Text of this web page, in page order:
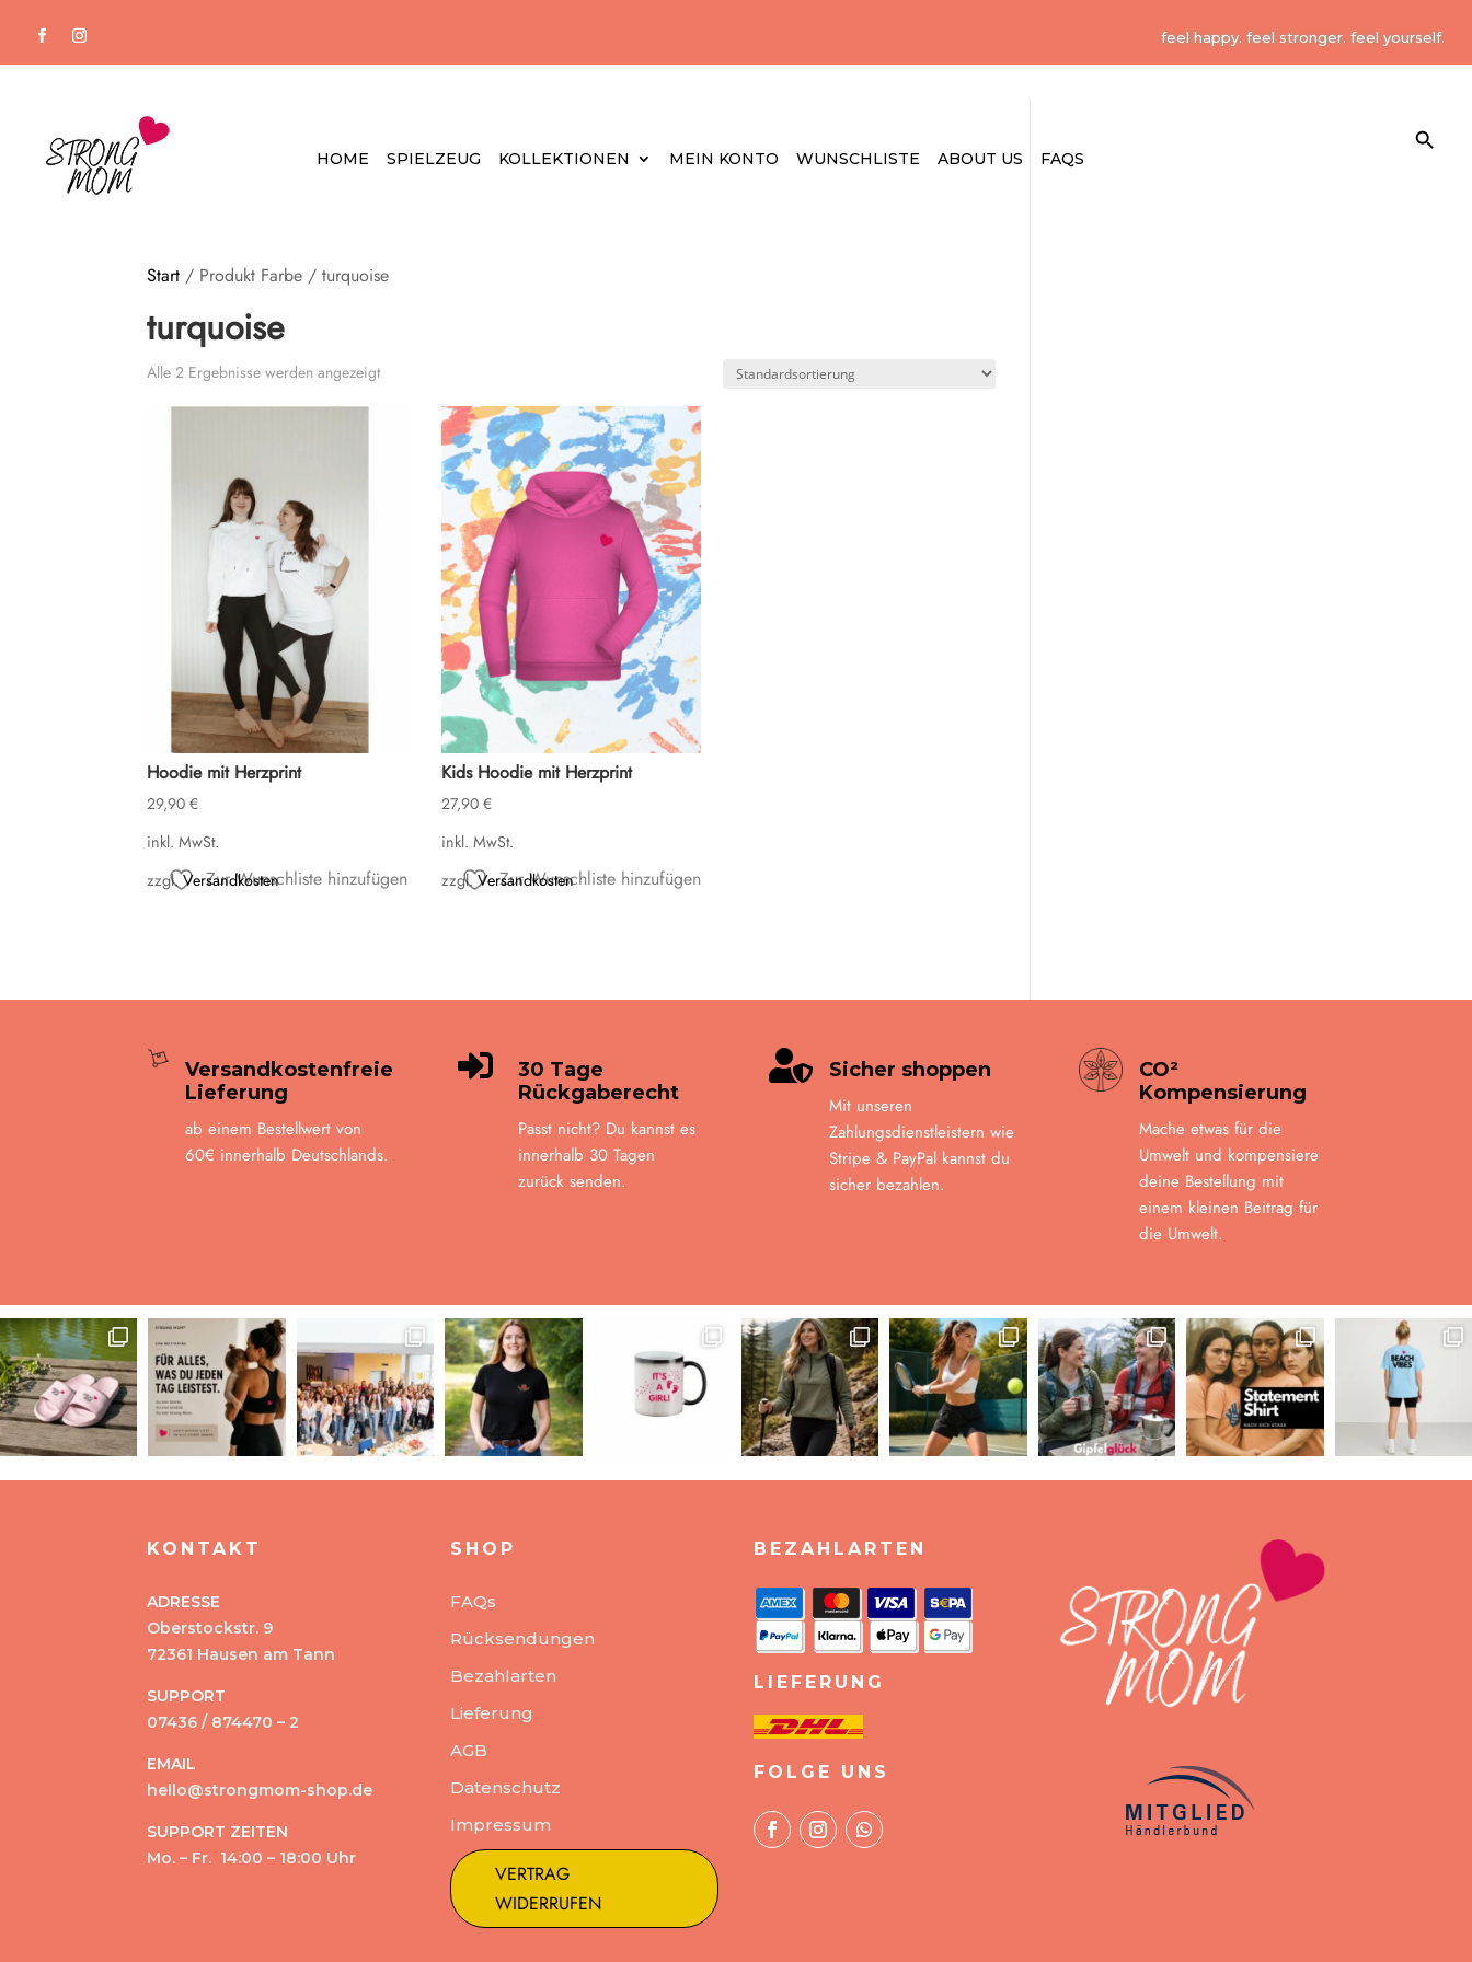
feel happy. feel stronger. feel yourself.
HOME SPIELZEUG KOLLEKTIONEN MEIN KONTO WUNSCHLISTE ABOUT US FAQS
Search
for:
Start / Produkt Farbe / turquoise
turquoise
Alle 2 Ergebnisse werden angezeigt
Hoodie mit Herzprint
29,90€
inkl. MwSt.
zzgl.Versandkosten
Zur Wunschliste hinzufügen
Kids Hoodie mit Herzprint
27,90 €
inkl. MwSt.
zzgl.Versandkosten
Zur Wunschliste hinzufügen
Versandkostenfreie
Lieferung
ab einem Bestellwert von
60€ innerhalb Deutschlands.

30 Tage
Rückgaberecht
Passt nicht? Du kannst es
innerhalb 30 Tagen
zurück senden.

Sicher shoppen
Mit unseren
Zahlungsdienstleistern wie
Stripe & PayPal kannst du
sicher bezahlen.
CO²
Kompensierung
Mache etwas für die
Umwelt und kompensiere
deine Bestellung mit
einem kleinen Beitrag für
die Umwelt.
KONTAKT
ADRESSE
Oberstockstr. 9
72361 Hausen am Tann
SUPPORT
07436 / 874470 – 2
EMAIL
hello@strongmom-shop.de
SUPPORT ZEITEN
Mo. – Fr. 14:00 – 18:00 Uhr
SHOP
FAQs
Rücksendungen
Bezahlarten
Lieferung
AGB
Datenschutz
Impressum
VERTRAG
WIDERRUFEN
BEZAHLARTEN
LIEFERUNG
FOLGE UNS